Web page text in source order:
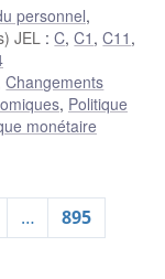
personnel,
JEL :C,C1 ,C11 ,
Changements
, Politique
monétaire
…
895